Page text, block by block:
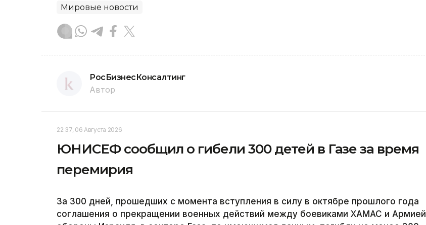
Мировые новости
РосБизнесКонсалтинг
Автор
22:37, 06 Августа 2026
ЮНИСЕФ сообщил о гибели 300 детей в Газе за время
перемирия
За 300 дней, прошедших с момента вступления в силу в октябре прошлого года
соглашения о прекращении военных действий между боевиками ХАМАС и Армией